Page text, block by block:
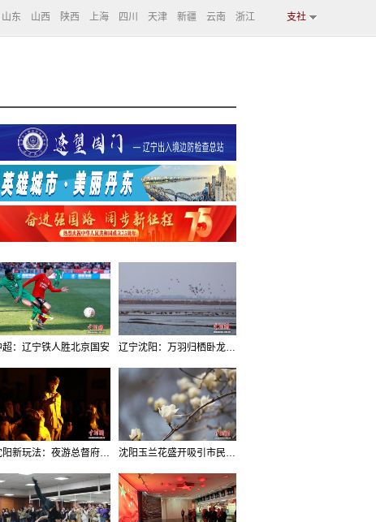
山东 山西 陕西 上海 四川 天津 新疆 云南 浙江 支社
超：辽宁铁人胜北京国安 辽宁沈阳：万羽归栖卧龙湖看群鸟齐飞
沈阳新玩法：夜游总督府，当一回“赴宴者” 沈阳玉兰花盛开吸引市民打卡